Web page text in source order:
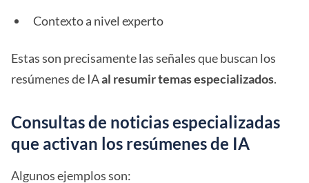
Contexto a nivel experto
Estas son precisamente las señales que buscan los
resúmenes de IAal resumir temas especializados.
Consultas de noticias especializadas
que activan los resúmenes de IA
Algunos ejemplos son: